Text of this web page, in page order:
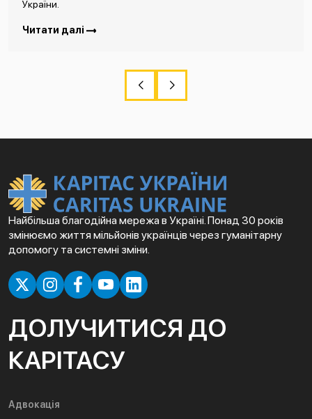
України.
Читати далі
Найбільша благодійна мережа в Україні. Понад 30 років
змінюємо життя мільйонів українців через гуманітарну
допомогу та системні зміни.
ДОЛУЧИТИСЯ ДО
КАРІТАСУ
Адвокація